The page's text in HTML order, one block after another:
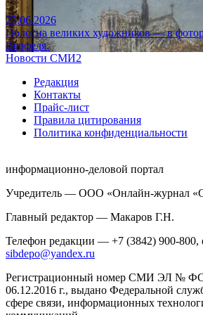
23.06.2026
Полотна великих художников — в
Верфеля.
Новости СМИ2
Редакция
Контакты
Прайс-лист
Правила цитирования
Политика конфиденциальности
информационно-деловой портал
Учредитель — ООО «Онлайн-журнал
Главный редактор — Макаров Г.Н.
Телефон редакции — +7 (3842) 900-
sibdepo@yandex.ru
Регистрационный номер СМИ ЭЛ № ФС
06.12.2016 г., выдано Федеральной
сфере связи, информационных